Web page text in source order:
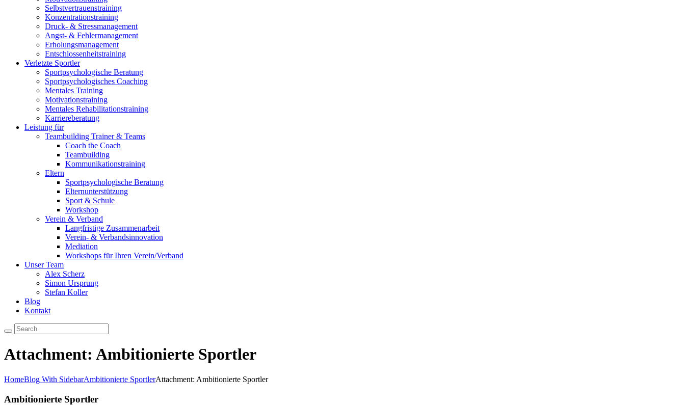
Selbstvertrauenstraining
Konzentrationstraining
Druck- & Stressmanagement
Angst- & Fehlermanagement
Erholungsmanagement
Entschlossenheitstraining
Verletzte Sportler
Sportpsychologische Beratung
Sportpsychologisches Coaching
Mentales Training
Motivationstraining
Mentales Rehabilitationstraining
Karriereberatung
Leistung für
Teambuilding Trainer & Teams
Coach the Coach
Teambuilding
Kommunikationstraining
Eltern
Sportpsychologische Beratung
Elternunterstützung
Sport & Schule
Workshop
Verein & Verband
Langfristige Zusammenarbeit
Verein- & Verbandsinnovation
Mediation
Workshops für Ihren Verein/Verband
Unser Team
Alex Scherz
Simon Ursprung
Stefan Koller
Blog
Kontakt
Attachment: Ambitionierte Sportler
HomeBlog With SidebarAmbitionierte SportlerAttachment: Ambitionierte Sportler
Ambitionierte Sportler